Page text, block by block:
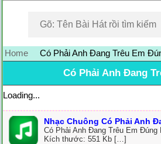
Home Có Phải Anh Đang Trêu Em
Có Phải Anh Đang
Loading...
Nhạc Chuông Có Phải Anh
Có Phải Anh Đang Trêu Em Đúng
Kích thước: 551 Kb […]